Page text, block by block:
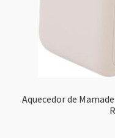
Aquecedor de